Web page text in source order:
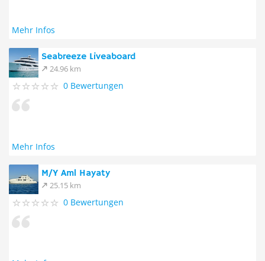
Mehr Infos
Seabreeze Liveaboard
24.96 km
0 Bewertungen
Mehr Infos
M/Y Aml Hayaty
25.15 km
0 Bewertungen